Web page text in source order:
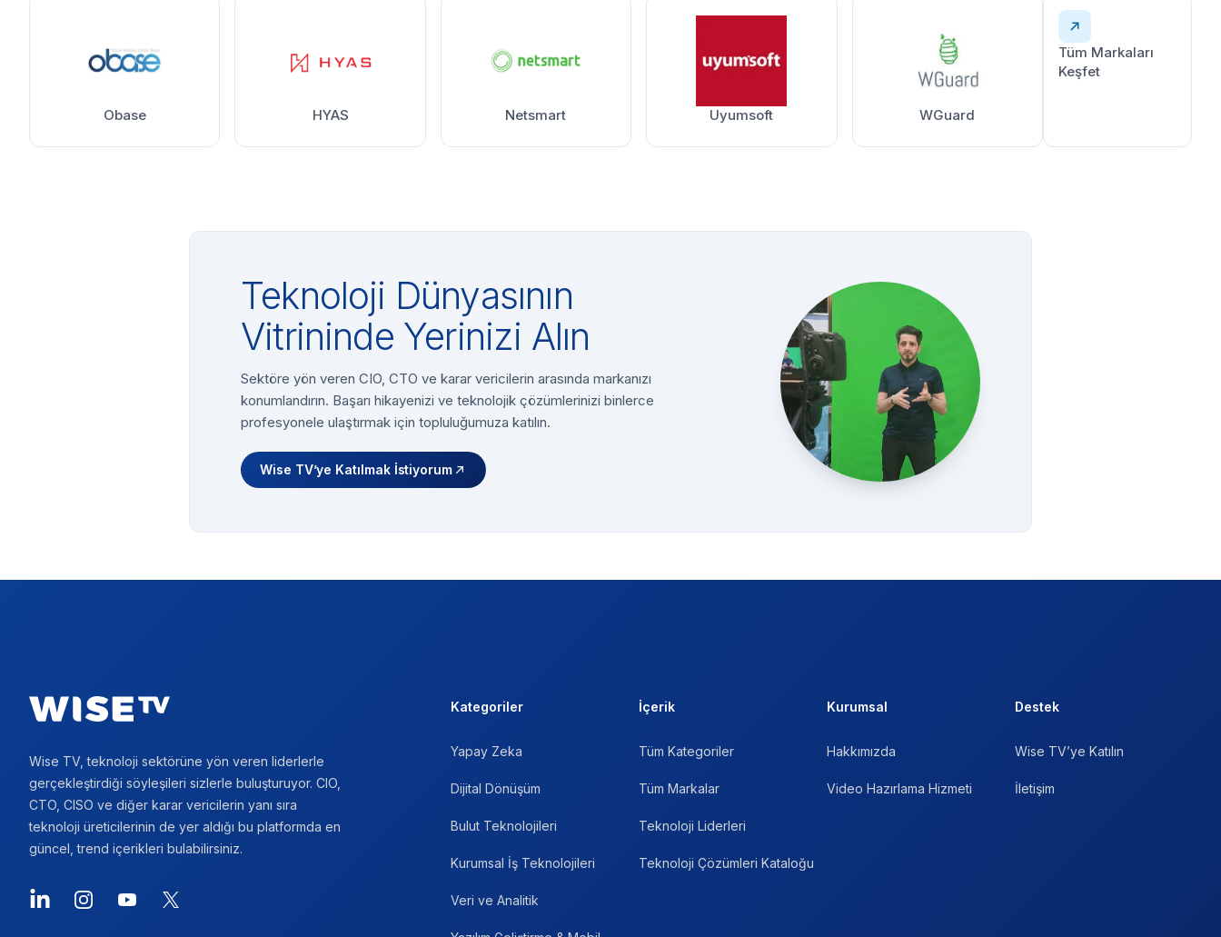
Obase HYAS Netsmart Uyumsoft WGuard
Tüm Markaları
Keşfet
Teknoloji Dünyasının
Vitrininde Yerinizi Alın
Sektöre yön veren CIO, CTO ve karar vericilerin arasında markanızı
konumlandırın. Başarı hikayenizi ve teknolojik çözümlerinizi binlerce
profesyonele ulaştırmak için topluluğumuza katılın.
Wise TV’ye Katılmak İstiyorum
Wise TV, teknoloji sektörüne yön veren liderlerle
gerçekleştirdiği söyleşileri sizlerle buluşturuyor. CIO,
CTO, CISO ve diğer karar vericilerin yanı sıra
teknoloji üreticilerinin de yer aldığı bu platformda en
güncel, trend içerikleri bulabilirsiniz.
LinkedInInstagramYouTube
X
Kategoriler
Yapay Zeka
Dijital Dönüşüm
Bulut Teknolojileri
Kurumsal İş Teknolojileri
Veri ve Analitik
İçerik
Tüm Kategoriler
Tüm Markalar
Teknoloji Liderleri
Teknoloji Çözümleri Kataloğu
Kurumsal
Hakkımızda
Video Hazırlama Hizmeti
Destek
Wise TV’ye Katılın
İletişim